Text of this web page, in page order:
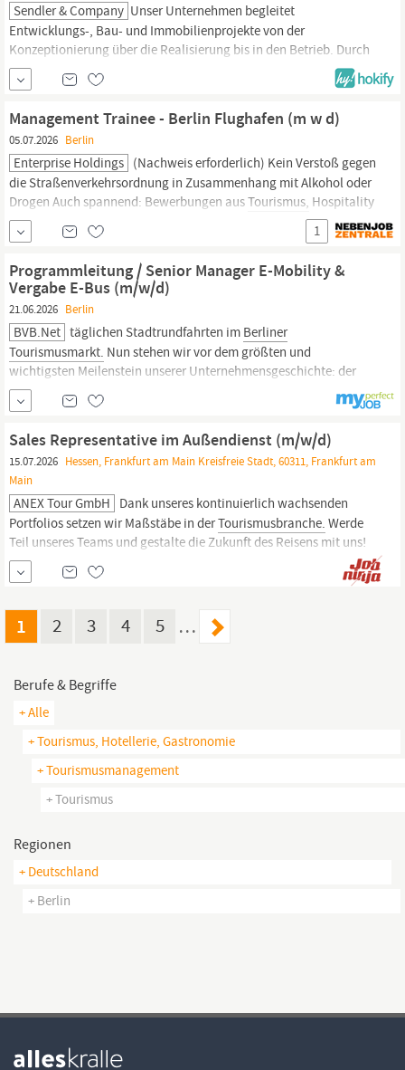
Sendler & Company Unser Unternehmen begleitet
Entwicklungs-, Bau- und Immobilienprojekte von der
Konzeptionierung über die Realisierung bis in den Betrieb. Durch
langjährige Erfahrung im Management, Beratung, Planung und
Engineering gestalten wir aktiv mit. Ob in der Metropolregion
Management Trainee - Berlin Flughafen (m w d)
05.07.2026 Berlin
Enterprise Holdings (Nachweis erforderlich) Kein Verstoß gegen
die Straßenverkehrsordnung in Zusammenhang mit Alkohol oder
Drogen Auch spannend: Bewerbungen ausTourismus, Hospitality
oder Sales sind willkommen, egal ob mit Studium oder
abgeschlossener Ausbildung mit einschlägiger Berufserfahrung
Deine Entwicklung Bei uns zählt Leistung - und die wird gesehen:
1
Programmleitung / Senior Manager E-Mobility &
Vergabe E-Bus (m/w/d)
21.06.2026 Berlin
BVB.net täglichen Stadtrundfahrten im Berliner
Tourismusmarkt. Nun stehen wir vor dem größten und
wichtigsten Meilenstein unserer Unternehmensgeschichte: der
vollständigen Elektrifizierung unserer gesamten Fahrzeugflotte.
Um diesen wegweisenden Wandel erfolgreich zu gestalten,
suchen wir Sie als zentrale Programmleitung mit direktem Report
an...
Sales Representative im Außendienst (m/w/d)
15.07.2026 Hessen, Frankfurt am Main Kreisfreie Stadt, 60311, Frankfurt am
Main
ANEX Tour GmbH Dank unseres kontinuierlich wachsenden
Portfolios setzen wir Maßstäbe in derTourismusbranche. Werde
Teil unseres Teams und gestalte die Zukunft des Reisens mit uns!
Zur Verstärkung unseres Teams suchen wir zum nächstmöglichen
Zeitpunkt eine n Sales Representative im Außendienst (m/w/d)
1 2 3 4 5 …
Berufe & Begriffe
+ Alle
+ Tourismus, Hotellerie, Gastronomie
+ Tourismusmanagement
+ Tourismus
Regionen
+ Deutschland
+ Berlin